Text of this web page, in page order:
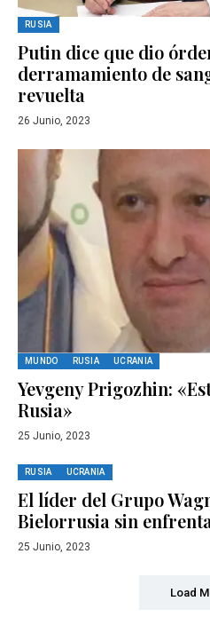
RUSIA
Putin dice que dio
derramamiento de
revuelta
26 Junio, 2023
MUNDO RUSIA UCRANIA
Yevgeny Prigozhin:
Rusia»
25 Junio, 2023
RUSIA UCRANIA
El líder del Grupo
Bielorrusia sin
25 Junio, 2023
Load